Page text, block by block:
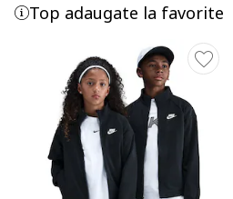
Top adaugate la favorite